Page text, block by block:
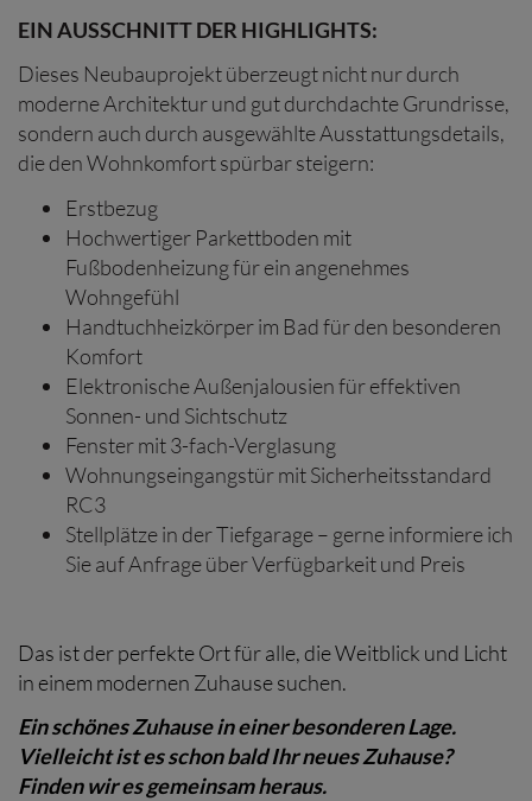
EIN AUSSCHNITT DER HIGHLIGHTS:
Dieses Neubauprojekt überzeugt nicht nur durch
moderne Architektur und gut durchdachte Grundrisse,
sondern auch durch ausgewählte Ausstattungsdetails,
die den Wohnkomfort spürbar steigern:
Erstbezug
Hochwertiger Parkettboden mit
Fußbodenheizung für ein angenehmes
Wohngefühl
Handtuchheizkörper im Bad für den besonderen
Komfort
Elektronische Außenjalousien für effektiven
Sonnen- und Sichtschutz
Fenster mit 3-fach-Verglasung
Wohnungseingangstür mit Sicherheitsstandard
RC3
Stellplätze in der Tiefgarage – gerne informiere ich
Sie auf Anfrage über Verfügbarkeit und Preis
Das ist der perfekte Ort für alle, die Weitblick und Licht
in einem modernen Zuhause suchen.
Ein schönes Zuhause in einer besonderen Lage.
Vielleicht ist es schon bald Ihr neues Zuhause?
Finden wir es gemeinsam heraus.